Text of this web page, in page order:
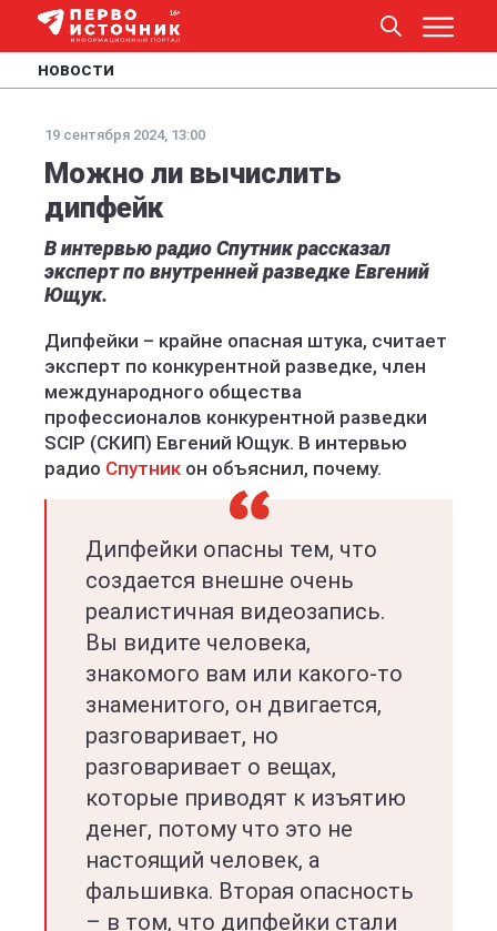
НОВОСТИ
19 сентября 2024, 13:00
Можно ли вычислить
дипфейк
В интервью радио Спутник рассказал
эксперт по внутренней разведке Евгений
Ющук.
Дипфейки – крайне опасная штука, считает
эксперт по конкурентной разведке, член
международного общества
профессионалов конкурентной разведки
SCIP (СКИП) Евгений Ющук. В интервью
радио Спутник он объяснил, почему.
Дипфейки опасны тем, что
создается внешне очень
реалистичная видеозапись.
Вы видите человека,
знакомого вам или какого-то
знаменитого, он двигается,
разговаривает, но
разговаривает о вещах,
которые приводят к изъятию
денег, потому что это не
настоящий человек, а
фальшивка. Вторая опасность
– в том, что дипфейки стали